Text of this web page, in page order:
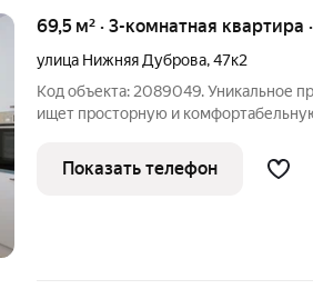
69,5 м² · 3-комнатная квартира
улица Нижняя Дуброва,47к2
Код объекта: 2089049. Уникальное
ищет просторную и
улице Нижняя Дуброва, 47к2 в
расположена на 7
Показать телефон